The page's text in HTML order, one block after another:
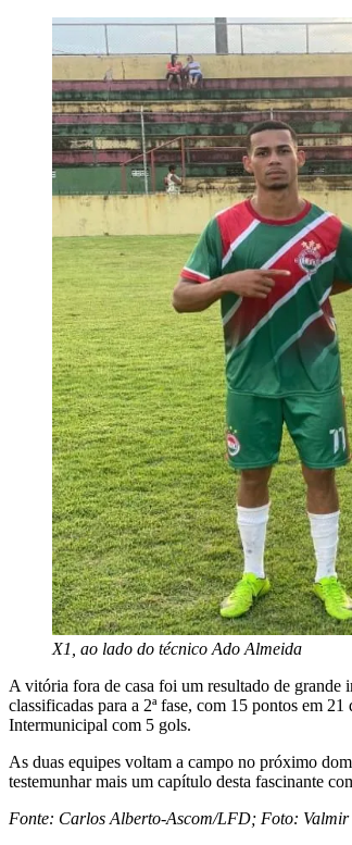
X1, ao lado do técnico Ado Almeida
A vitória fora de casa foi um resultado de grande
classificadas para a 2ª fase, com 15 pontos em
Intermunicipal com 5 gols.
As duas equipes voltam a campo no próximo
testemunhar mais um capítulo desta fascinante
Fonte: Carlos Alberto-Ascom/LFD; Foto: Valmir